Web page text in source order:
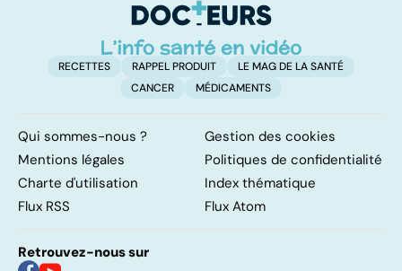
RECETTES RAPPEL PRODUIT
LE MAG DE LA SANTÉ
CANCER
MÉDICAMENTS
Qui sommes-nous ?
Gestion des cookies
Mentions légales
Politiques de confidentialité
Charte d'utilisation
Index thématique
Flux RSS
Flux Atom
Retrouvez-nous sur